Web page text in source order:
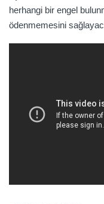
herhangi bir engel
ödenmemesini